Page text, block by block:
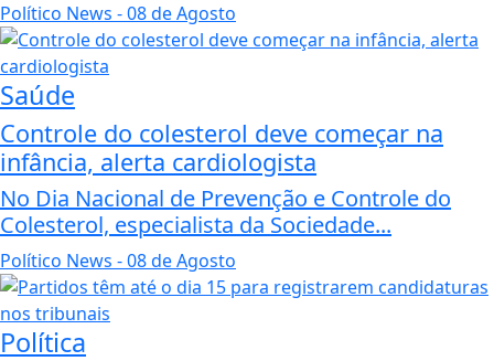
Político News - 08 de Agosto
Saúde
Controle do colesterol deve começar na
infância, alerta cardiologista
No Dia Nacional de Prevenção e Controle do
Colesterol, especialista da Sociedade...
Político News - 08 de Agosto
Política